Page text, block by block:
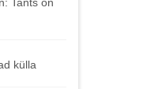
Tants on
külla